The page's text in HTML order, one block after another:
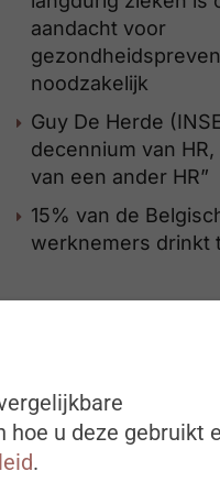
aandacht voor
noodzakelijk
Guy De Herde
decennium van
van een ander HR”
15% van de
werknemers drinkt
u deze gebruikt
.